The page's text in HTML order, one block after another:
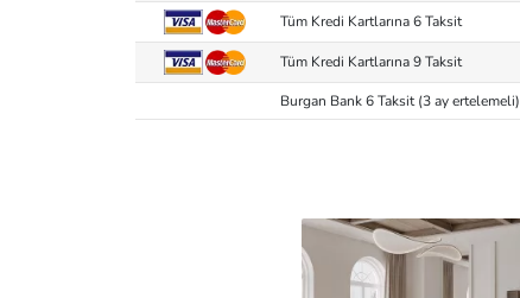
Tüm Kredi Kartlarına 6 Taksit
Tüm Kredi Kartlarına 9 Taksit
Burgan Bank 6 Taksit (3 ay ertelemeli)